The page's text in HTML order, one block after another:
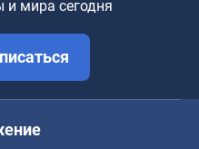
и мира сегодня